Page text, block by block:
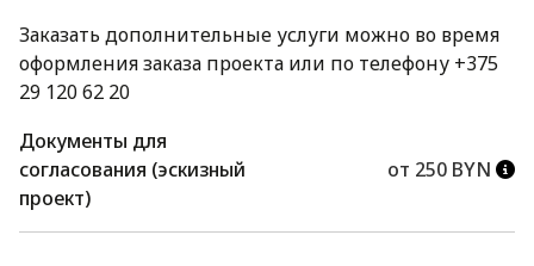
Заказать дополнительные услуги можно во время
оформления заказа проекта или по телефону +375
29 120 62 20
Документы для
согласования (эскизный
проект)
от 250 BYN